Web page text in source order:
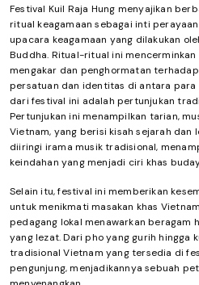
Festival Kuil Raja Hung menyajikan
ritual keagamaan sebagai inti
upacara keagamaan yang dilakukan
Buddha. Ritual-ritual ini
mengakar dan penghormatan
persatuan dan identitas di antara para
dari festival ini adalah pertunjukan
Pertunjukan ini menampilkan tarian,
Vietnam, yang berisi kisah sejarah dan
diiringi irama musik tradisional,
keindahan yang menjadi ciri khas
Selain itu, festival ini memberikan
untuk menikmati masakan khas
pedagang lokal menawarkan beragam
yang lezat. Dari pho yang gurih hingga
tradisional Vietnam yang tersedia di
pengunjung, menjadikannya sebuah